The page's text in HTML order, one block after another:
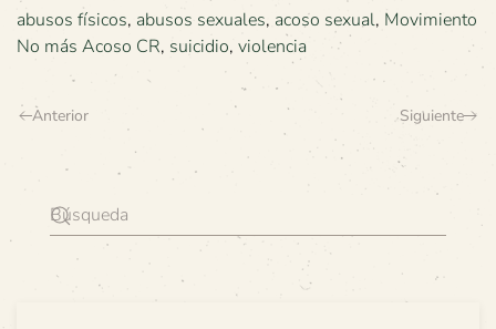
abusos físicos, abusos sexuales, acoso sexual, Movimiento
No más Acoso CR, suicidio, violencia
Anterior Siguiente